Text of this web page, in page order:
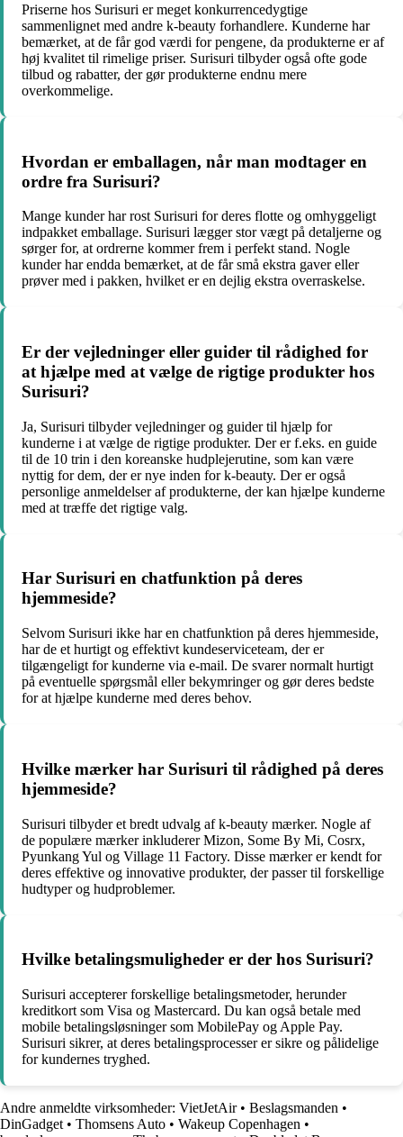
Priserne hos Surisuri er meget konkurrencedygtige
sammenlignet med andre k-beauty forhandlere. Kunderne har
bemærket, at de får god værdi for pengene, da produkterne er af
høj kvalitet til rimelige priser. Surisuri tilbyder også ofte gode
tilbud og rabatter, der gør produkterne endnu mere
overkommelige.
Hvordan er emballagen, når man modtager en
ordre fra Surisuri?
Mange kunder har rost Surisuri for deres flotte og omhyggeligt
indpakket emballage. Surisuri lægger stor vægt på detaljerne og
sørger for, at ordrerne kommer frem i perfekt stand. Nogle
kunder har endda bemærket, at de får små ekstra gaver eller
prøver med i pakken, hvilket er en dejlig ekstra overraskelse.
Er der vejledninger eller guider til rådighed for
at hjælpe med at vælge de rigtige produkter hos
Surisuri?
Ja, Surisuri tilbyder vejledninger og guider til hjælp for
kunderne i at vælge de rigtige produkter. Der er f.eks. en guide
til de 10 trin i den koreanske hudplejerutine, som kan være
nyttig for dem, der er nye inden for k-beauty. Der er også
personlige anmeldelser af produkterne, der kan hjælpe kunderne
med at træffe det rigtige valg.
Har Surisuri en chatfunktion på deres
hjemmeside?
Selvom Surisuri ikke har en chatfunktion på deres hjemmeside,
har de et hurtigt og effektivt kundeserviceteam, der er
tilgængeligt for kunderne via e-mail. De svarer normalt hurtigt
på eventuelle spørgsmål eller bekymringer og gør deres bedste
for at hjælpe kunderne med deres behov.
Hvilke mærker har Surisuri til rådighed på deres
hjemmeside?
Surisuri tilbyder et bredt udvalg af k-beauty mærker. Nogle af
de populære mærker inkluderer Mizon, Some By Mi, Cosrx,
Pyunkang Yul og Village 11 Factory. Disse mærker er kendt for
deres effektive og innovative produkter, der passer til forskellige
hudtyper og hudproblemer.
Hvilke betalingsmuligheder er der hos Surisuri?
Surisuri accepterer forskellige betalingsmetoder, herunder
kreditkort som Visa og Mastercard. Du kan også betale med
mobile betalingsløsninger som MobilePay og Apple Pay.
Surisuri sikrer, at deres betalingsprocesser er sikre og pålidelige
for kundernes tryghed.
Andre anmeldte virksomheder: VietJetAir• Beslagsmanden •
DinGadget • Thomsens Auto • Wakeup Copenhagen •